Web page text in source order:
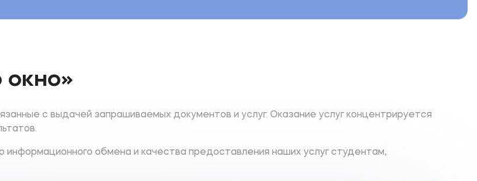
окно»
с выдачей запрашиваемых документов и услуг. Оказание услуг концентрируется
обмена и качества предоставления наших услуг студентам,